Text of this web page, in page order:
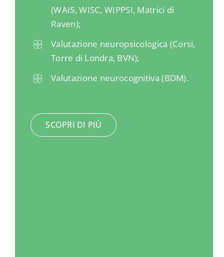
(WAIS, WISC, WIPPSI, Matrici di
Raven);
Valutazione neuropsicologica (Corsi,
Torre di Londra, BVN);
Valutazione neurocognitiva (BDM).
SCOPRI DI PIÙ